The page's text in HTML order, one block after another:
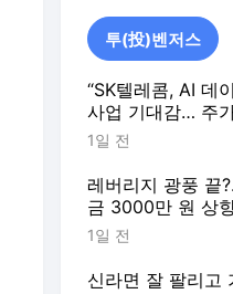
투(投)벤저스
“SK텔레콤, AI 데
사업 기대감… 주
이상 상승 전망”
1일 전
레버리지 광풍 끝
금 3000만 원 상
거래대금 1조 밑으
1일 전
신라면 잘 팔리고